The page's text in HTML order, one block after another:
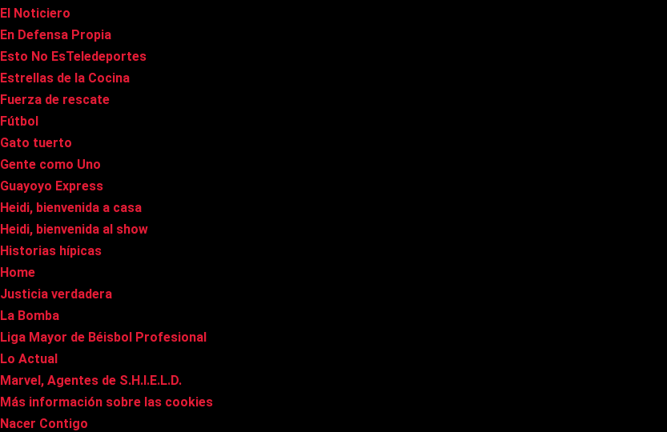
El Noticiero
En Defensa Propia
Esto No EsTeledeportes
Estrellas de la Cocina
Fuerza de rescate
Fútbol
Gato tuerto
Gente como Uno
Guayoyo Express
Heidi, bienvenida a casa
Heidi, bienvenida al show
Historias hípicas
Home
Justicia verdadera
La Bomba
Liga Mayor de Béisbol Profesional
Lo Actual
Marvel, Agentes de S.H.I.E.L.D.
Más información sobre las cookies
Nacer Contigo